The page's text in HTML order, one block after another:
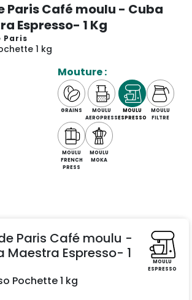
Paris Café moulu - Cuba
Espresso- 1 Kg
Paris
1 kg
Mouture :
GRAINS
MOULU
AEROPRESS
MOULU
ESPRESSO
MOULU
FILTRE
MOULU
FRENCH
PRESS
MOULU
MOKA
MOULU
ESPRESSO
Paris Café moulu -
Maestra Espresso- 1
Pochette 1 kg